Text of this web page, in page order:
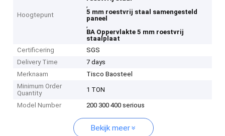
Hoogtepunt
,
5 mm roestvrij staal samengesteld
paneel
,
BA Oppervlakte 5 mm roestvrij
staalplaat
Certificering
SGS
Delivery Time
7 days
Merknaam
Tisco Baosteel
Minimum Order
Quantity
1 TON
Model Number 200 300 400 serious
Bekijk meer